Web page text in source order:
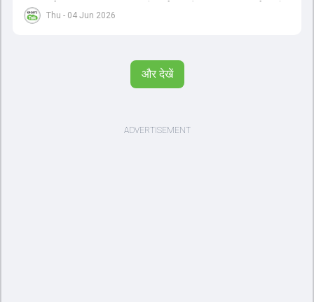
Thu - 04 Jun 2026
चयनकर्ता अजीत अगरकर 2027 वनडे वर्ल्ड कप और 2028 टी20 वर्ल्ड कप के
लिए दीर्घकालिक योजना बना रहे हैं. चर्चा के अनुसार, सूर्यकुमार यादव के स्थान पर
चिंताओं के बीच नीतीश कुमार रेड्डी को उनके बैकअप के तौर पर तैयार किया जा
रहा है. वीडियो में वैभव सूर्यवंशी के डेब्यू, अभिषेक शर्मा और संजू सैमसन की ओपनिंग
ऑलराउंडर्स पर प्रभाव और भारत-अफगानिस्तान टेस्ट मैच जैसे महत्वपूर्ण विषयों
और देखें